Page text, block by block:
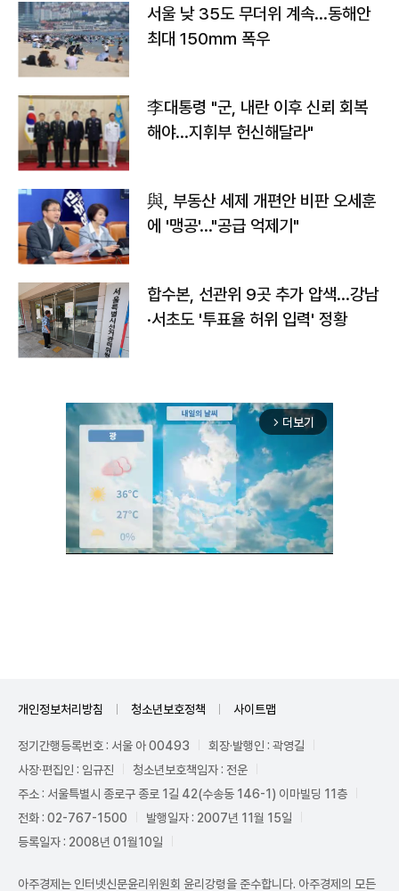
서울 낮 35도 무더위 계속…동해안
최대 150㎜ 폭우
李대통령 "군, 내란 이후 신뢰 회복
해야…지휘부 헌신해달라"
與, 부동산 세제 개편안 비판 오세훈
에 '맹공'…"공급 억제기"
합수본, 선관위 9곳 추가 압색…강남
·서초도 '투표율 허위 입력' 정황
arrow_forward_ios 더보기
개인정보처리방침 청소년보호정책 사이트맵
정기간행등록번호 : 서울 아 00493
회장·발행인 : 곽영길
사장·편집인 : 임규진
청소년보호책임자 : 전운
주소 : 서울특별시 종로구 종로 1길 42(수송동 146-1) 이마빌딩 11층
전화 : 02-767-1500
발행일자 : 2007년 11월 15일
등록일자 : 2008년 01월10일
아주경제는 인터넷신문윤리위원회 윤리강령을 준수합니다. 아주경제의 모든